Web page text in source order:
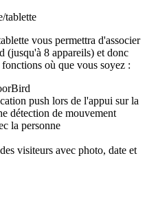
tablette
vous permettra d'associer
(jusqu'à 8 appareils) et donc
où que vous soyez :
push lors de l'appui sur la
détection de mouvement
la personne
visiteurs avec photo, date et